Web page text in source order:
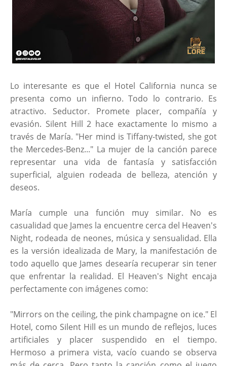
Lo interesante es que el Hotel California nunca se
presenta como un infierno. Todo lo contrario. Es
atractivo. Seductor. Promete placer, compañía y
evasión. Silent Hill 2 hace exactamente lo mismo a
través de María. "Her mind is Tiffany-twisted, she got
the Mercedes-Benz..." La mujer de la canción parece
representar una vida de fantasía y satisfacción
superficial, alguien rodeada de belleza, atención y
deseos.
María cumple una función muy similar. No es
casualidad que James la encuentre cerca del Heaven's
Night, rodeada de neones, música y sensualidad. Ella
es la versión idealizada de Mary, la manifestación de
todo aquello que James desearía recuperar sin tener
que enfrentar la realidad. El Heaven's Night encaja
perfectamente con imágenes como:
"Mirrors on the ceiling, the pink champagne on ice." El
Hotel, como Silent Hill es un mundo de reflejos, luces
artificiales y placer suspendido en el tiempo.
Hermoso a primera vista, vacío cuando se observa